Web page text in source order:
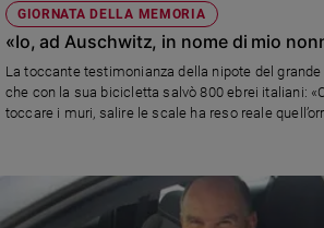
GIORNATA DELLA MEMORIA
«Io, ad Auschwitz, in nome di mio
La toccante testimonianza della nipote del
che con la sua bicicletta salvò 800 ebrei italiani:
toccare i muri, salire le scale ha reso reale